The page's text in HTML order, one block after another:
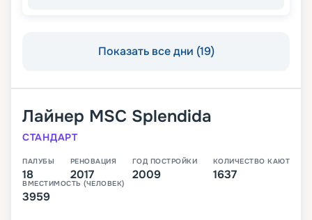
Показать все дни (19)
Лайнер MSC Splendida
СТАНДАРТ
ПАЛУБЫ
18
РЕНОВАЦИЯ
2017
ГОД ПОСТРОЙКИ
2009
КОЛИЧЕСТВО КАЮТ
1637
ВМЕСТИМОСТЬ (ЧЕЛОВЕК)
3959